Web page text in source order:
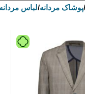
/پوشاک مردانه/لباس